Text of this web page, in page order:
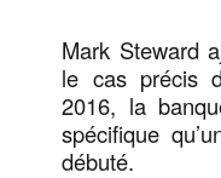
Mark Steward
le cas précis
2016, la
spécifique
débuté.